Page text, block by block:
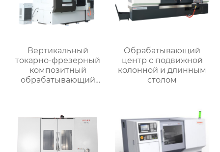
Вертикальный
токарно-фрезерный
композитный
обрабатывающий
Обрабатывающий
центр с подвижной
колонной и длинным
столом